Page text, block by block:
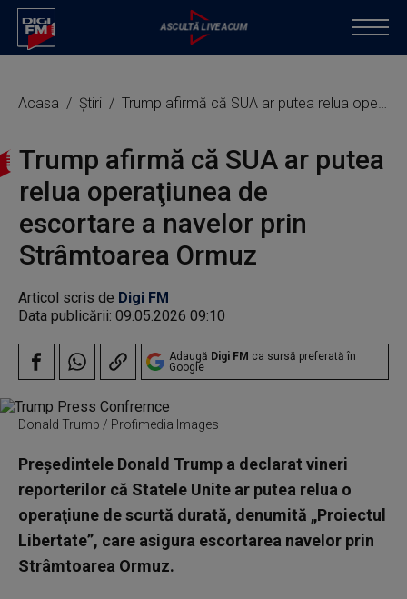
Acasa Știri Trump afirmă că SUA ar putea relua operaţiunea de escortare a navelor prin Strâmtoarea Ormuz
Trump afirmă că SUA ar putea
relua operaţiunea de
escortare a navelor prin
Strâmtoarea Ormuz
Articol scris de Digi FM
Data publicării: 09.05.2026 09:10
Adaugă Digi FM ca sursă preferată în
Google
Donald Trump / Profimedia Images
Preşedintele Donald Trump a declarat vineri
reporterilor că Statele Unite ar putea relua o
operaţiune de scurtă durată, denumită „Proiectul
Libertate”, care asigura escortarea navelor prin
Strâmtoarea Ormuz.